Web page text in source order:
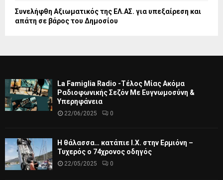
Συνελήφθη Αξιωματικός της ΕΛ.ΑΣ. για υπεξαίρεση και
απάτη σε βάρος του Δημοσίου
La Famiglia Radio -Τέλος Μίας Ακόμα
Ραδιοφωνικής Σεζόν Με Ευγνωμοσύνη &
Υπερηφάνεια
22/06/2025 0
Η θάλασσα… κατάπιε Ι.Χ. στην Ερμιόνη –
Τυχερός ο 74χρονος οδηγός
22/05/2025 0